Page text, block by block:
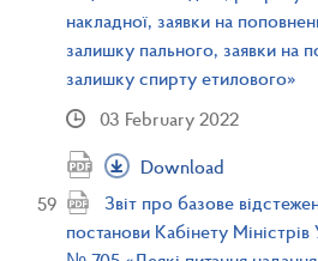
накладної, заявки на
залишку пального, заявки на
залишку спирту етилового»
03 February 2022
Download
Звіт про базове
постанови Кабінету